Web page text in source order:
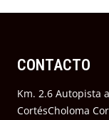
CONTACTO
Km. 2.6 Autopista
CortésCholoma